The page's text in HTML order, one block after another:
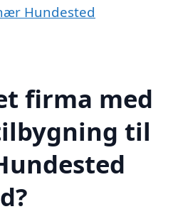
Hundested
firma med
til